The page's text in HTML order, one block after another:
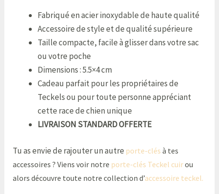
Fabriqué en acier inoxydable de haute qualité
Accessoire de style et de qualité supérieure
Taille compacte, facile à glisser dans votre sac
ou votre poche
Dimensions : 5.5×4 cm
Cadeau parfait pour les propriétaires de
Teckels ou pour toute personne appréciant
cette race de chien unique
LIVRAISON STANDARD OFFERTE
Tu as envie de rajouter un autre porte-clés à tes
accessoires ? Viens voir notre porte-clés Teckel cuirou
alors découvre toute notre collection d’accessoire teckel.